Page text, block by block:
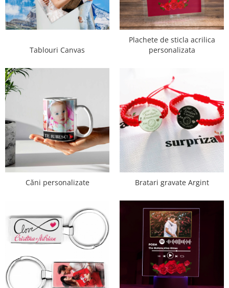
Tablouri Canvas
Plachete de sticla acrilica
personalizata
Căni personalizate Bratari gravate Argint